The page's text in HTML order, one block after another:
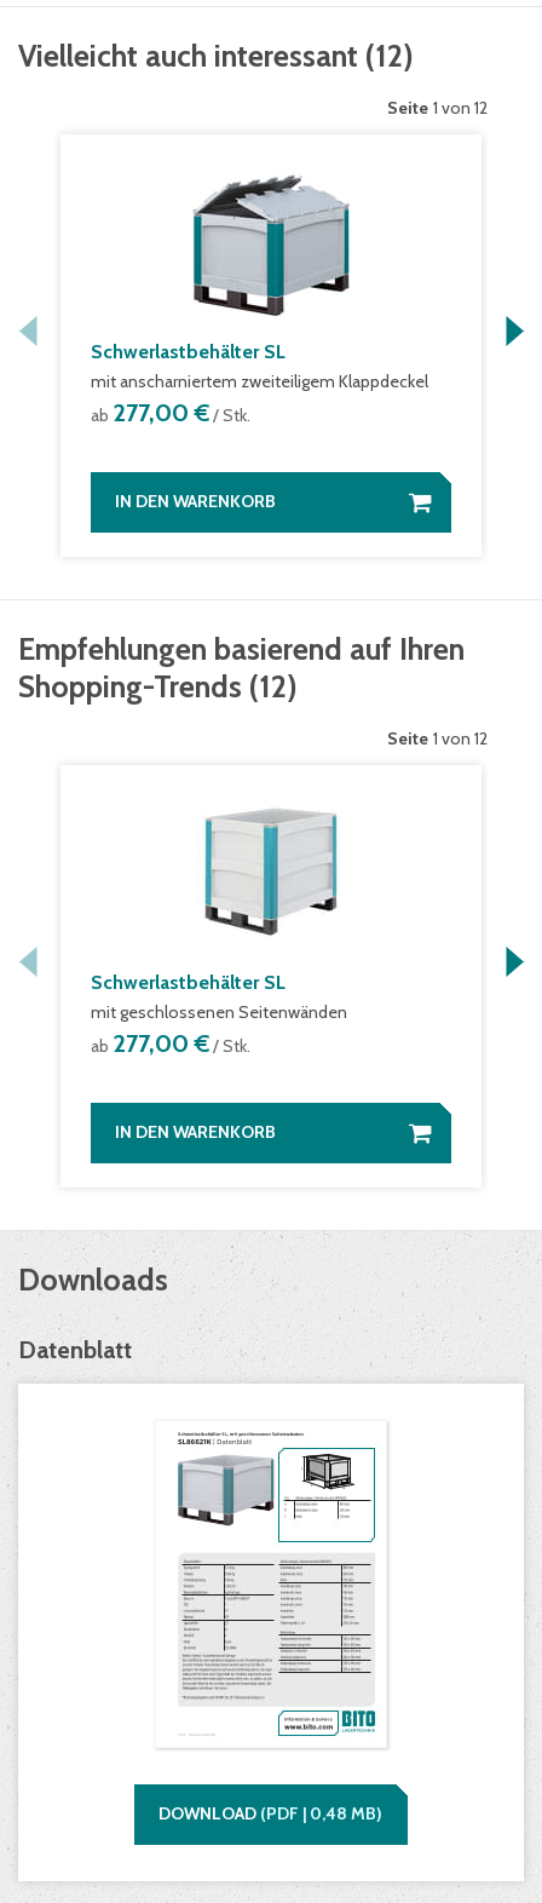
Vielleicht auch interessant (12)
Seite 1 von 12
Schwerlastbehälter SL
mit anscharniertem zweiteiligem Klappdeckel
ab 277,00 €/ Stk.
IN DEN WARENKORB
Empfehlungen basierend auf Ihren
Shopping-Trends (12)
Seite 1 von 12
Schwerlastbehälter SL
mit geschlossenen Seitenwänden
ab 277,00 €/ Stk.
IN DEN WARENKORB
Downloads
Datenblatt
DOWNLOAD (PDF | 0,48 MB)